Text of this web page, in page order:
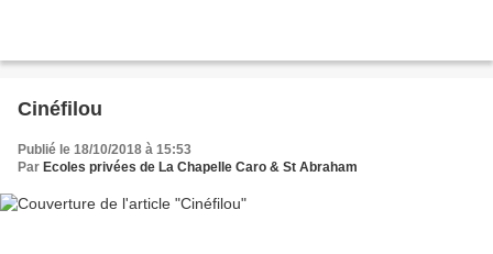
Cinéfilou
Publié le 18/10/2018 à 15:53
Par Ecoles privées de La Chapelle Caro & St Abraham